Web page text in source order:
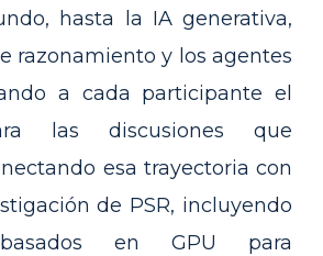
hasta la IA generativa,
razonamiento y los agentes
a cada participante el
las discusiones que
esa trayectoria con
de PSR, incluyendo
en GPU para